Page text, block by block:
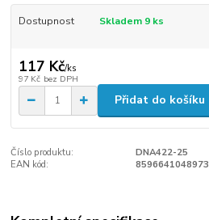
Dostupnost Skladem 9 ks
117 Kč/ks
97 Kč bez DPH
Přidat do košíku
Číslo produktu:
DNA422-25
EAN kód:
8596641048973